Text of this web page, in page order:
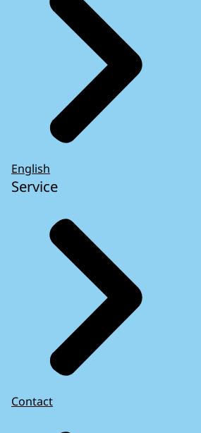
English
Service
Contact